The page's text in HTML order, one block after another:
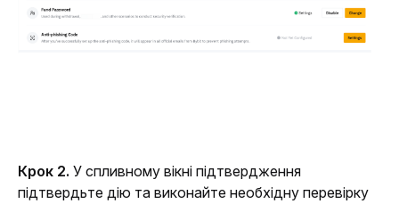
Крок 2. У спливному вікні підтвердження
підтвердьте дію та виконайте необхідну перевірку